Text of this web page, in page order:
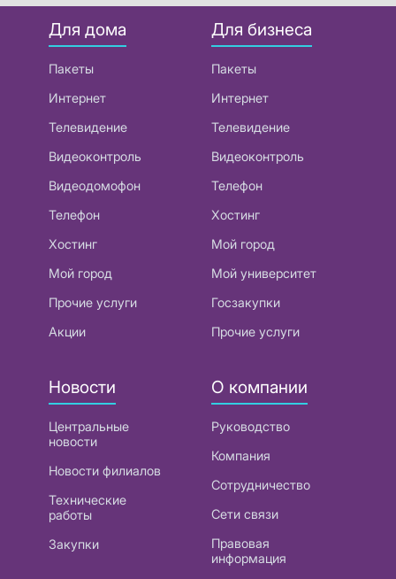
Для дома
Пакеты
Интернет
Телевидение
Видеоконтроль
Видеодомофон
Телефон
Хостинг
Мой город
Прочие услуги
Акции
Для бизнеса
Пакеты
Интернет
Телевидение
Видеоконтроль
Телефон
Хостинг
Мой город
Мой университет
Госзакупки
Прочие услуги
Новости
Центральные
новости
Новости филиалов
Технические
работы
Закупки
О компании
Руководство
Компания
Сотрудничество
Сети связи
Правовая
информация